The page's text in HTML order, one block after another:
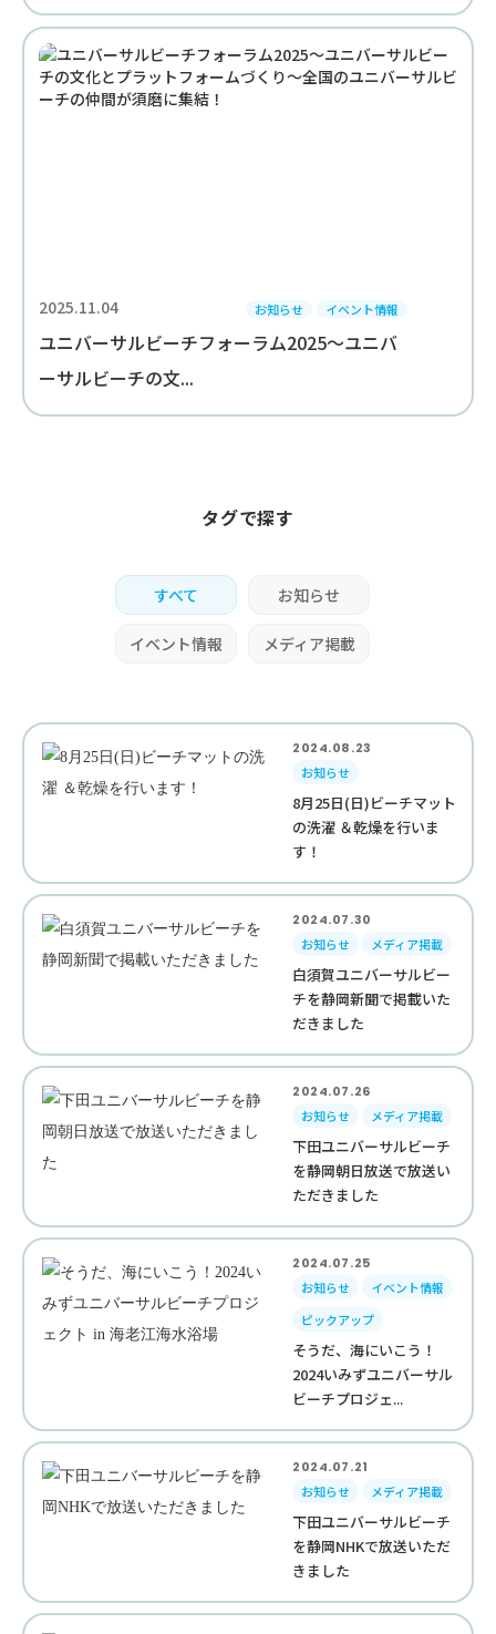
2025.11.04 お知らせ イベント情報
ユニバーサルビーチフォーラム2025～ユニバ
ーサルビーチの文...
タグで探す
すべて お知らせ
イベント情報 メディア掲載
2024.08.23
お知らせ
8月25日(日)ビーチマット
の洗濯 ＆乾燥を行いま
す！
2024.07.30
お知らせ
メディア掲載
白須賀ユニバーサルビー
チを静岡新聞で掲載いた
だきました
2024.07.26
お知らせ
メディア掲載
下田ユニバーサルビーチ
を静岡朝日放送で放送い
ただきました
2024.07.25
お知らせ
イベント情報
ピックアップ
そうだ、海にいこう！
2024いみずユニバーサル
ビーチプロジェ...
2024.07.21
お知らせ
メディア掲載
下田ユニバーサルビーチ
を静岡NHKで放送いただ
きました